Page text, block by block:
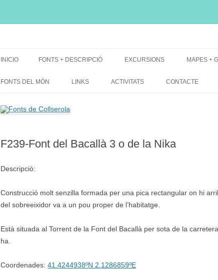
INICIO FONTS + DESCRIPCIÓ EXCURSIONS
DE GRUP
MAPES +
MAPES
FONTS DEL MÓN LINKS ACTIVITATS CONTACTE
F239-Font del Bacallà 3 o de la Nika
Descripció:
Construcció molt senzilla formada per una pica rectangular on hi
del sobreeixidor va a un pou proper de l’habitatge.
Està situada al Torrent de la Font del Bacallà per sota de la
ha.
Coordenades: 41.4244938ºN 2.1286859ºE